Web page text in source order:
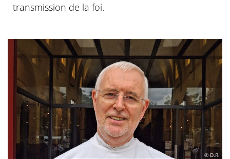
transmission de la foi.
© D.R.